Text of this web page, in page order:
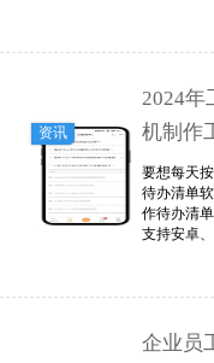
资讯
2024年
机制作
要想每天
待办清单
作待办清
支持安卓
企业员